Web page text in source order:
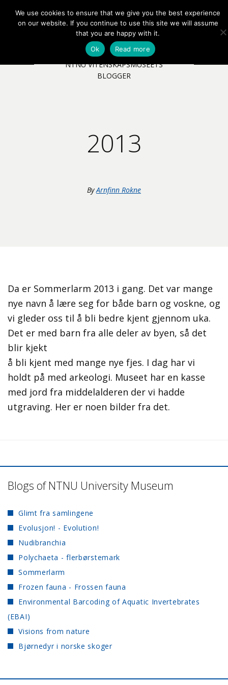
MENY EN NB
NTNU VITENSKAPSMUSEETS
BLOGGER
2013
By Arnfinn Rokne
Da er Sommerlarm 2013 i gang. Det var mange
nye navn å lære seg for både barn og voskne, og
vi gleder oss til å bli bedre kjent gjennom uka.
Det er med barn fra alle deler av byen, så det
blir kjekt
å bli kjent med mange nye fjes. I dag har vi
holdt på med arkeologi. Museet har en kasse
med jord fra middelalderen der vi hadde
utgraving. Her er noen bilder fra det.
Blogs of NTNU University Museum
Glimt fra samlingene
Evolusjon! - Evolution!
Nudibranchia
Polychaeta - flerbørstemark
Sommerlarm
Frozen fauna - Frossen fauna
Environmental Barcoding of Aquatic Invertebrates
(EBAI)
Visions from nature
Bjørnedyr i norske skoger
We use cookies to ensure that we give you the best experience
on our website. If you continue to use this site we will assume
that you are happy with it.
Ok
Read more